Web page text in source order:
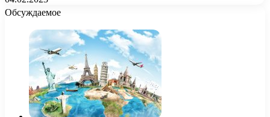
Обсуждаемое